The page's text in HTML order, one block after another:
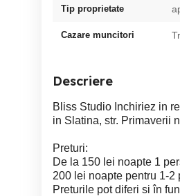
Tip proprietate
Cazare muncitori
Descriere
Bliss Studio Inchiriez in
in Slatina, str. Primaverii
Preturi:
De la 150 lei noapte 1
200 lei noapte pentru 1-
Preturile pot diferi si în